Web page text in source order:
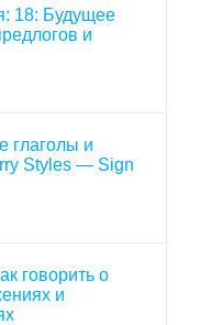
18: Будущее
и
глаголы и
Styles — Sign
говорить о
и